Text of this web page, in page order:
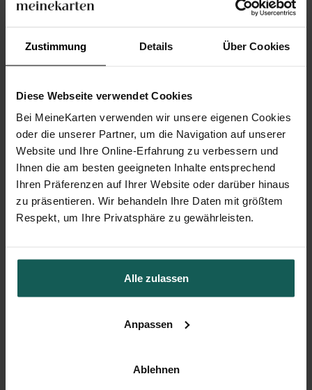
Zustimmung Details Über Cookies
Diese Webseite verwendet Cookies
Bei MeineKarten verwenden wir unsere eigenen Cookies
oder die unserer Partner, um die Navigation auf unserer
Website und Ihre Online-Erfahrung zu verbessern und
Ihnen die am besten geeigneten Inhalte entsprechend
Ihren Präferenzen auf Ihrer Website oder darüber hinaus
zu präsentieren. Wir behandeln Ihre Daten mit größtem
Respekt, um Ihre Privatsphäre zu gewährleisten.
Alle zulassen
Anpassen
Ablehnen